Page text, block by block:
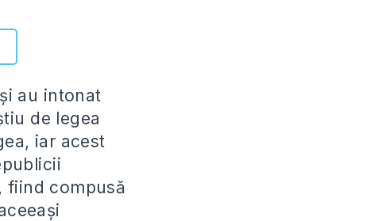
au intonat
de legea
iar acest
fiind compusă